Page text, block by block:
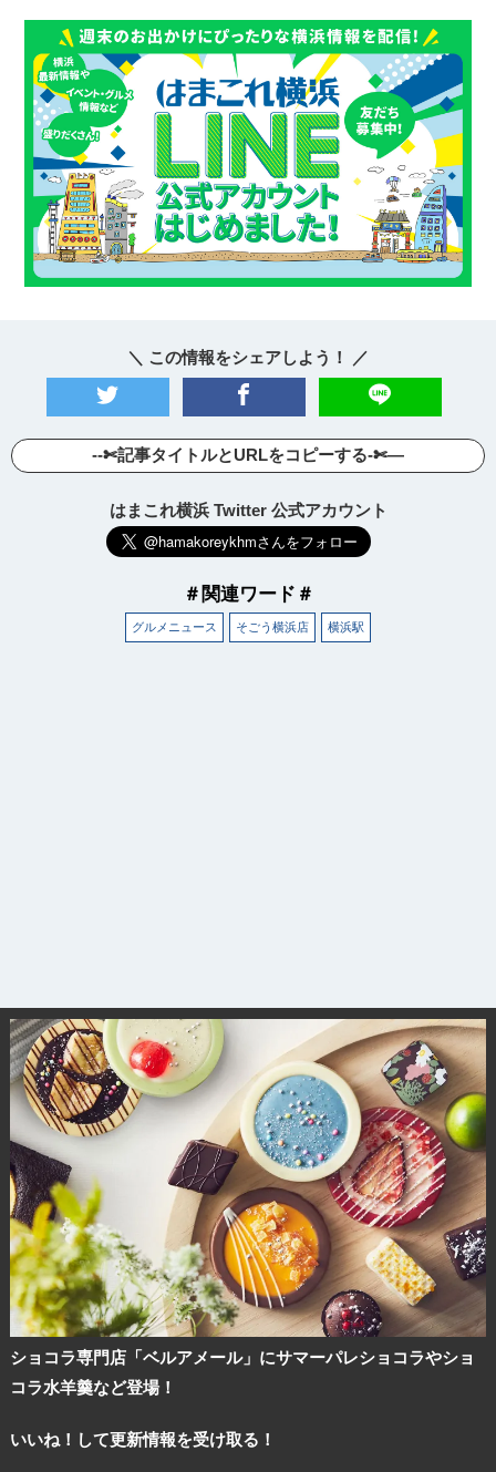
＼ この情報をシェアしよう！ ／
--✄記事タイトルとURLをコピーする-✄—
はまこれ横浜 Twitter 公式アカウント
＃関連ワード＃
グルメニュース そごう横浜店 横浜駅
ショコラ専門店「ベルアメール」にサマーパレショコラやショ
コラ水羊羹など登場！
いいね！して更新情報を受け取る！